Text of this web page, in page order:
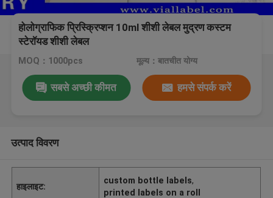
होलोग्राफिक प्रिस्क्रिप्शन 10ml शीशी लेबल मुद्रण कस्टम
स्टेरॉयड शीशी लेबल
MOQ：1000pcs मूल्य：बातचीत योग्य
सबसे अच्छी कीमत हमसे संपर्क करें
उत्पाद विवरण
हाइलाइट:
custom bottle labels,
printed labels on a roll